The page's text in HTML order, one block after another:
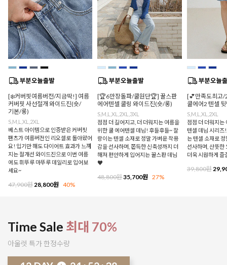
[❄️커버핏여름버전/지금딱!] 여름
커버핏 사선절개 와이드진(숏/
기본/롱)
S,M,L,XL,2XL
베스트 아이템으로 인증받은 커버핏
팬츠가 여름버전인 리오셀로 돌아왔어
요! 입기만 해도 다이어트 효과가 느껴
지는 절개선 와이드진으로 이번 여름
에도 휘뚜루 마뚜루 데일리로 입어보
세요~
47,900원 28,800원 40%
[🏆6만장돌파/쿨원단🏆] 꿀스판
에어텐셀 쿨링 와이드진(숏/롱)
S,M,L,XL,2XL,3XL
점점 더 길어지고, 더 더워지는 여름을
위한 쿨 에어텐셀 데님! 후들후들~ 찰
랑이는 텐셀 소재로 정말 가벼운 착용
감을 선사하며, 쫀득한 신축성까지 더
해져 편안하게 입어지는 꿀스판 데님
♥
48,800원35,700원 27%
[💕만족도최고/
쿨에어2 텐셀
S,M,L,XL,2XL
점점 더 더워지는
텐셀 데님 시리즈
는 텐셀 소재로
선사하며, 산뜻한
더욱 시원하게
39,800원
Time Sale 최대 70%
아울렛 특가 한정수량